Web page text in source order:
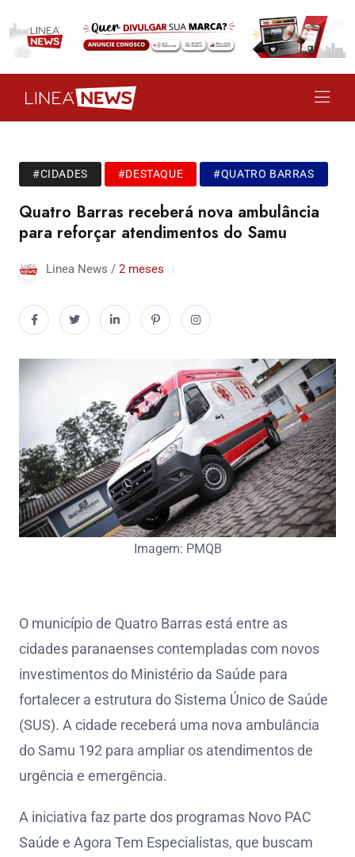
#CIDADES #DESTAQUE #QUATRO BARRAS
Quatro Barras receberá nova ambulância
para reforçar atendimentos do Samu
Linea News / 2 meses
Imagem: PMQB
O município de Quatro Barras está entre as
cidades paranaenses contempladas com novos
investimentos do Ministério da Saúde para
fortalecer a estrutura do Sistema Único de Saúde
(SUS). A cidade receberá uma nova ambulância
do Samu 192 para ampliar os atendimentos de
urgência e emergência.
A iniciativa faz parte dos programas Novo PAC
Saúde e Agora Tem Especialistas, que buscam